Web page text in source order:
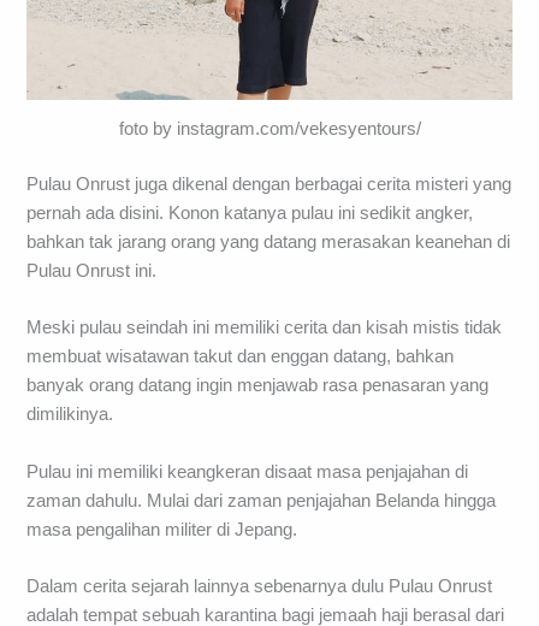
foto by instagram.com/vekesyentours/
Pulau Onrust juga dikenal dengan berbagai cerita misteri yang
pernah ada disini. Konon katanya pulau ini sedikit angker,
bahkan tak jarang orang yang datang merasakan keanehan di
Pulau Onrust ini.
Meski pulau seindah ini memiliki cerita dan kisah mistis tidak
membuat wisatawan takut dan enggan datang, bahkan
banyak orang datang ingin menjawab rasa penasaran yang
dimilikinya.
Pulau ini memiliki keangkeran disaat masa penjajahan di
zaman dahulu. Mulai dari zaman penjajahan Belanda hingga
masa pengalihan militer di Jepang.
Dalam cerita sejarah lainnya sebenarnya dulu Pulau Onrust
adalah tempat sebuah karantina bagi jemaah haji berasal dari